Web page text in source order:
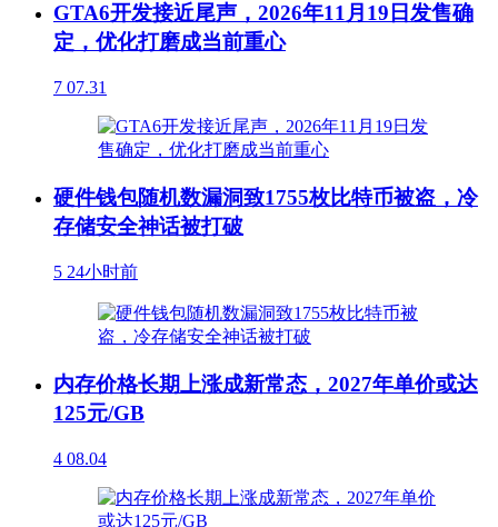
GTA6开发接近尾声，2026年11月19日发售确
定，优化打磨成当前重心
7 07.31
硬件钱包随机数漏洞致1755枚比特币被盗，冷
存储安全神话被打破
5 24小时前
内存价格长期上涨成新常态，2027年单价或达
125元/GB
4 08.04